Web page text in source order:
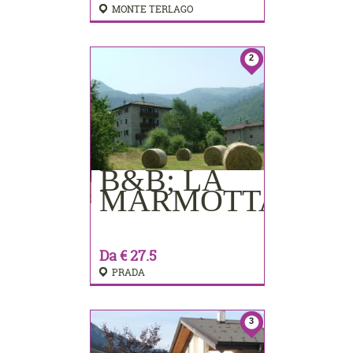
MONTE TERLAGO
2
B&B; LA
MARMOTTA
Da € 27.5
PRADA
PRENOTA
3